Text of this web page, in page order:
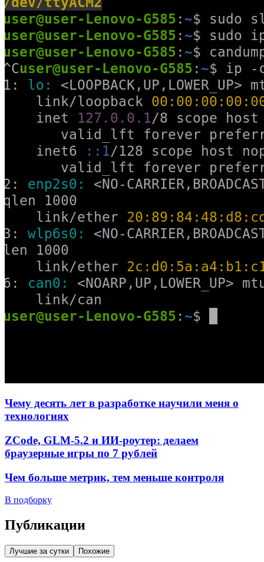
Чему десять лет в разработке научили меня о
технологиях
ZCode, GLM-5.2 и ИИ-роутер: делаем
браузерные игры по 7 рублей
Чем больше метрик, тем меньше контроля
В подборку
Публикации
Лучшие за сутки Похожие